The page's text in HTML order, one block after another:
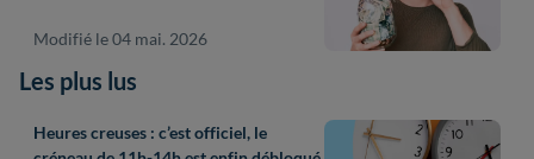
Modifié le 04 mai. 2026
Les plus lus
Heures creuses : c’est officiel, le